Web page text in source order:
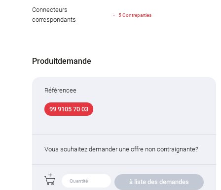
Connecteurs
correspondants
5 Contreparties
Produitdemande
Référencee
99 9105 70 03
Vous souhaitez demander une offre non contraignante?
à liste des demandes